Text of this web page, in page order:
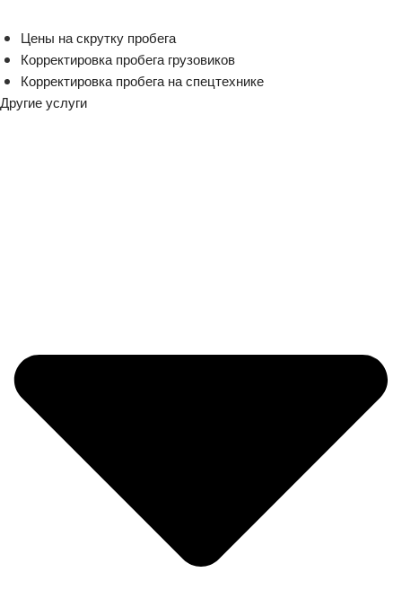
Цены на скрутку пробега
Корректировка пробега грузовиков
Корректировка пробега на спецтехнике
Другие услуги